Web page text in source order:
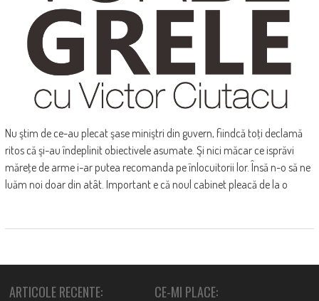
Nu ştim de ce-au plecat şase miniştri din guvern, fiindcă toţi declamă
ritos că şi-au îndeplinit obiectivele asumate. Şi nici măcar ce isprăvi
măreţe de arme i-ar putea recomanda pe înlocuitorii lor. Însă n-o să ne
luăm noi doar din atât. Important e că noul cabinet pleacă de la o
ARTICOLE RECENTE: CE-MI PLACE: